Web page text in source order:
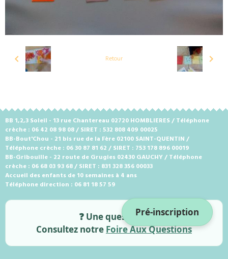
Pré-inscription
Retour
BB 1,2,3 Soleil - 13 rue Chantereau 02720 HOMBLIERES / Téléphone
crèche : 06 42 08 98 08 / SIRET : 532 808 409 00025
BB-Bout'Chou - 21 bis rue de la Fère 02100 SAINT-QUENTIN /
Téléphone crèche : 06 30 87 81 62 / SIRET : 753 178 896 00019
BB-Gribouille - 22 route de Grugies 02430 GAUCHY / Téléphone
crèche : 06 68 03 93 68 / SIRET : 831 328 356 00033
Accueil des enfants de 10 semaines à 4 ans
Téléphone direction : 06 81 18 57 59
❓ Une question ?
Consultez notre Foire Aux Questions